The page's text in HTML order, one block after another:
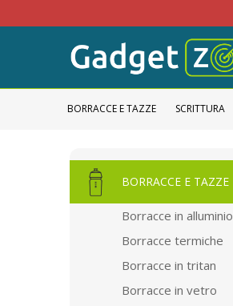
BORRACCE E TAZZE SCRITTURA
BORRACCE E TAZZE
Borracce in alluminio
Borracce termiche
Borracce in tritan
Borracce in vetro